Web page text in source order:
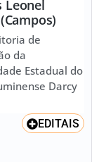
Leonel
de
da
Estadual do
Darcy
EDITAIS